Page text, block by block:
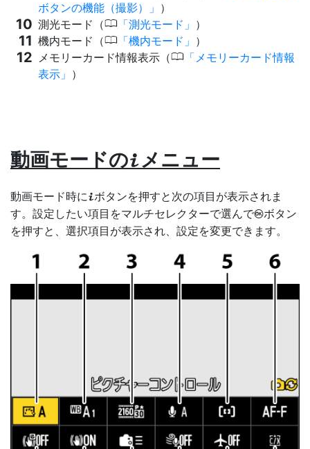
ボタンの機能（撮影）
）
測光モード（0 測光モード
）
機内モード（0 機内モード
）
メモリーカード情報表示（0
メモリーカード情報
表示
）
動画モードのiメニュー
動画モード時にiボタンを押すと次の項目が表示されま
す。設定したい項目をマルチセレクターで選んでJボタン
を押すと、選択項目が表示され、設定を変更できます。